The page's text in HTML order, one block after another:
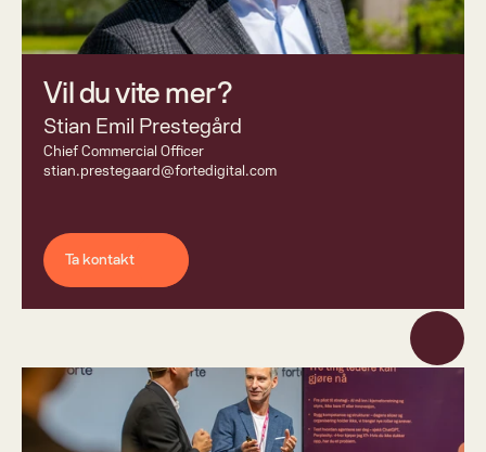
Vil du vite mer?
Stian Emil Prestegård
Chief Commercial Officer
stian.prestegaard@fortedigital.com
Ta kontakt